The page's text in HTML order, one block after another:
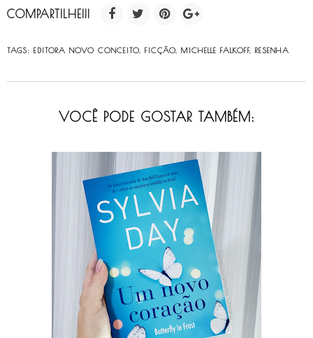
COMPARTILHE!!!
TAGS: EDITORA NOVO CONCEITO FICÇÃO MICHELLE FALKOFF, RESENHA
VOCÊ PODE GOSTAR TAMBÉM: